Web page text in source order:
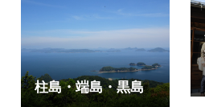
いう）のある花こう岩が出
ています。これらの岩間を
流れる清流と、両岸の樹木
とが調和し、見事な峡谷美
を展開しています。なお、
この周辺…
柱島・端島・黒島